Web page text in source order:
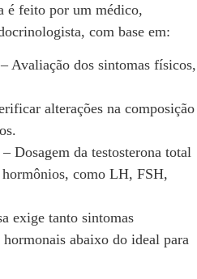
é feito por um médico,
com base em:
– Avaliação dos sintomas físicos,
alterações na composição
– Dosagem da testosterona total
como LH, FSH,
exige tanto sintomas
abaixo do ideal para